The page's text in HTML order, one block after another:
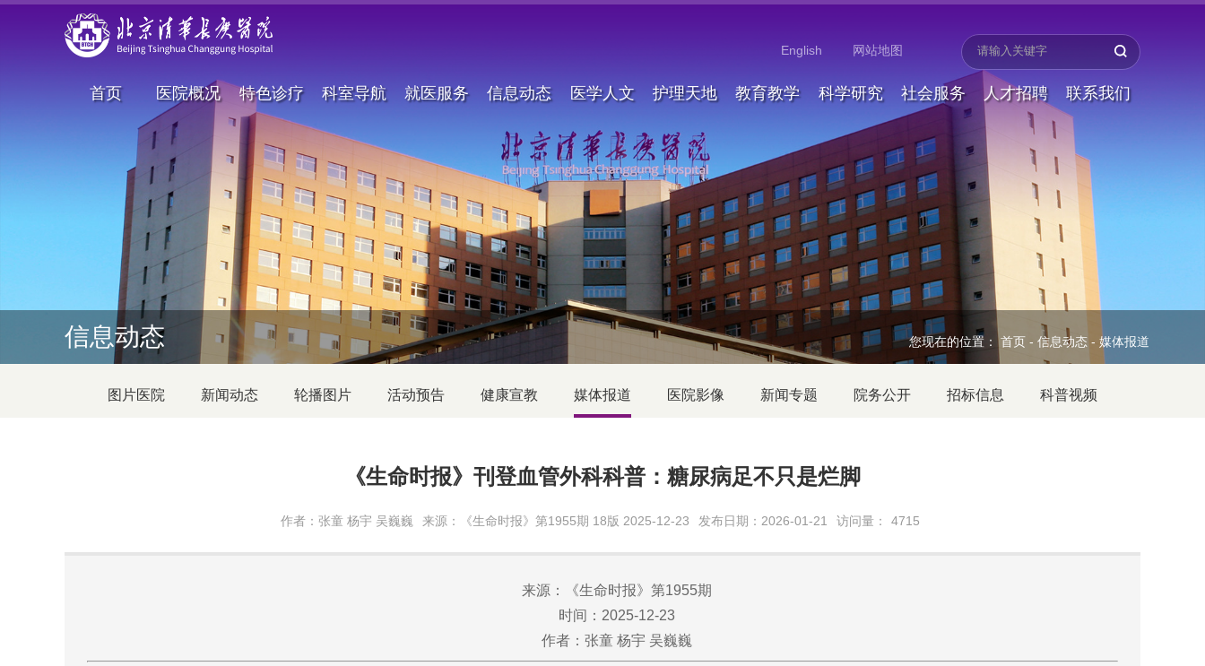
English 网站地图
首页 医院概况 特色诊疗 科室导航 就医服务 信息动态 医学人文 护理天地 教育教学 科学研究 社会服务 人才招聘 联系我们
信息动态 您现在的位置：首页 - 信息动态 - 媒体报道
图片医院 新闻动态 轮播图片 活动预告 健康宣教 媒体报道 医院影像 新闻专题 院务公开 招标信息 科普视频
《生命时报》刊登血管外科科普：糖尿病足不只是烂脚
作者：张童 杨宇 吴巍巍 来源：《生命时报》第1955期 18版 2025-12-23 发布日期：2026-01-21 访问量： 4715
来源：《生命时报》第1955期
时间：2025-12-23
作者：张童 杨宇 吴巍巍